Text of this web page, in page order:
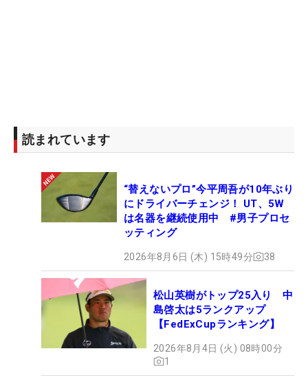
読まれています
“替えないプロ”今平周吾が10年ぶり
にドライバーチェンジ！ UT、5W
は名器を継続使用中 #男子プロセ
ッティング
2026年8月6日 (木) 15時49分 38
松山英樹がトップ25入り 中
島啓太は5ランクアップ
【FedExCupランキング】
2026年8月4日 (火) 08時00分
1